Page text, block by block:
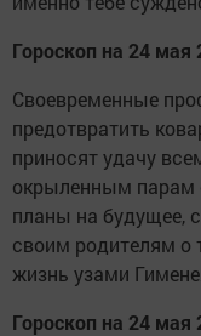
Гороскоп на 24 мая
Своевременные
предотвратить
приносят удачу
окрыленным парам
планы на будущее,
своим родителям о
жизнь узами
Гороскоп на 24 мая